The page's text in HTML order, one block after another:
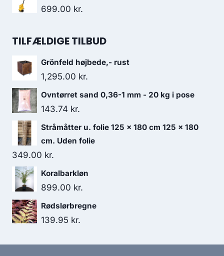
699.00 kr.
TILFÆLDIGE TILBUD
Grönfeld højbede,- rust
1,295.00 kr.
Ovntørret sand 0,36-1 mm - 20 kg i pose
143.74 kr.
Stråmåtter u. folie 125 x 180 cm 125 x 180
cm. Uden folie
349.00 kr.
Koralbarkløn
899.00 kr.
Rødslørbregne
139.95 kr.